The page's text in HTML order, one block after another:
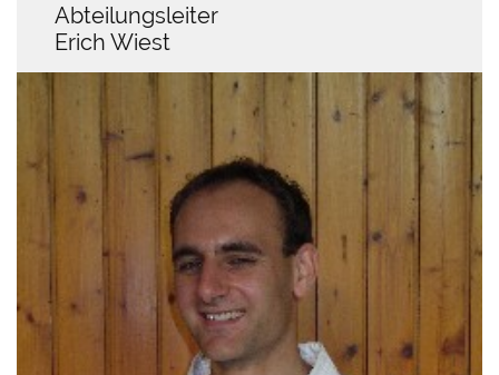
Abteilungsleiter
Erich Wiest